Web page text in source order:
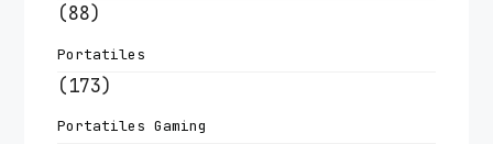
(88)
Portatiles
(173)
Portatiles Gaming